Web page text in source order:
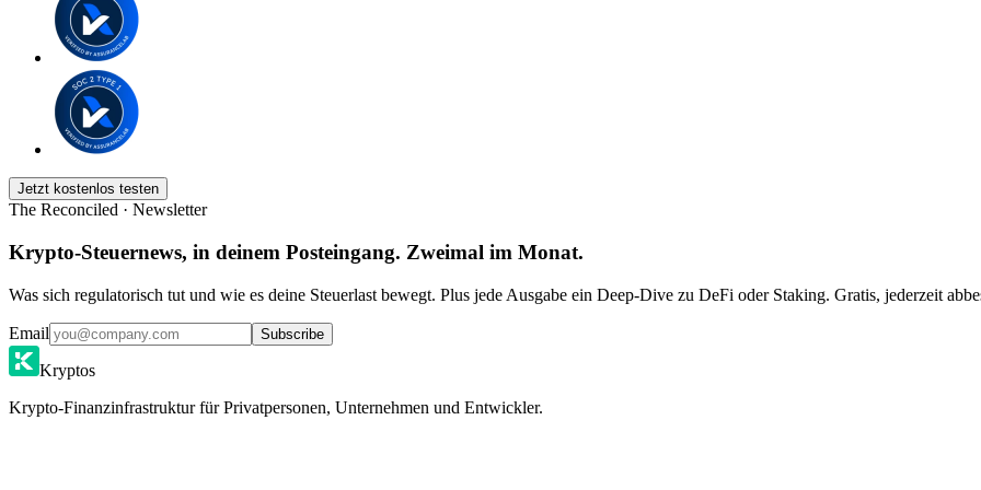
Jetzt kostenlos testen
The Reconciled · Newsletter
Krypto-Steuernews, in deinem Posteingang. Zweimal im Monat.
Was sich regulatorisch tut und wie es deine Steuerlast bewegt. Plus jede Ausgabe ein Deep-Dive zu DeFi oder Staking. Gratis, jederzeit
Email Subscribe
Kryptos
Krypto-Finanzinfrastruktur für Privatpersonen, Unternehmen und Entwickler.